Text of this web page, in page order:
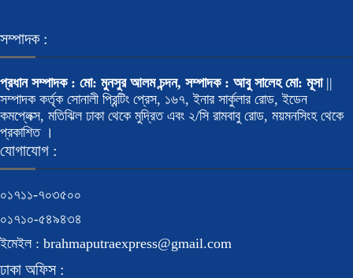
সম্পাদক :
প্রধান সম্পাদক : মো: মুনসুর আলম চন্দন, সম্পাদক : আবু সালেহ মো: মূসা||
সম্পাদক কর্তৃক সোনালী প্রিন্টিং প্রেস, ১৬৭, ইনার সার্কুলার রোড, ইডেন
কমপ্লেক্স, মতিঝিল ঢাকা থেকে মুদ্রিত এবং ২/সি রামবাবু রোড, ময়মনসিংহ থেকে
প্রকাশিত ।
যোগাযোগ :
০১৭১১-৭০৩৫০০
০১৭১০-৫৪৯৪৩৪
ইমেইল : brahmaputraexpress@gmail.com
ঢাকা অফিস :